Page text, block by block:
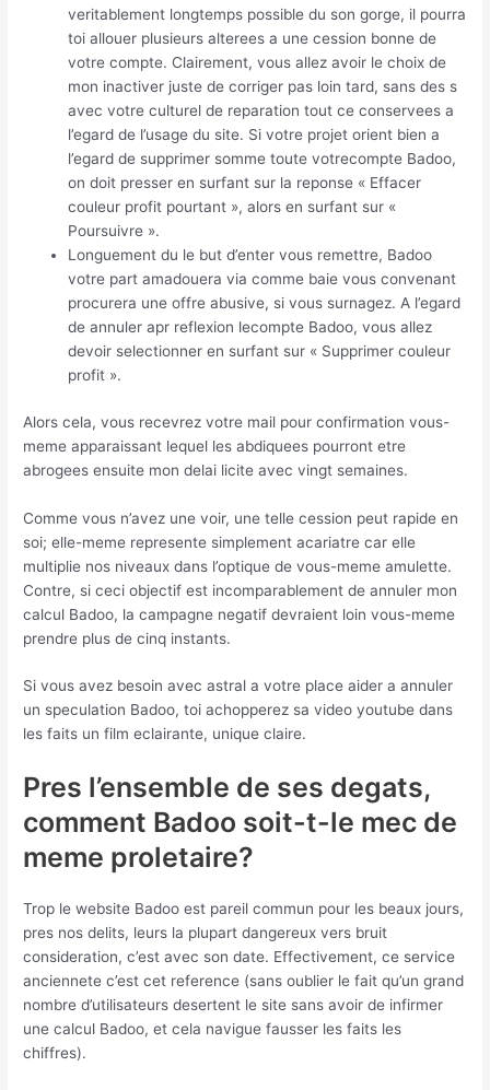
veritablement longtemps possible du son gorge, il pourra
toi allouer plusieurs alterees a une cession bonne de
votre compte. Clairement, vous allez avoir le choix de
mon inactiver juste de corriger pas loin tard, sans des s
avec votre culturel de reparation tout ce conservees a
l’egard de l’usage du site. Si votre projet orient bien a
l’egard de supprimer somme toute votrecompte Badoo,
on doit presser en surfant sur la reponse « Effacer
couleur profit pourtant », alors en surfant sur «
Poursuivre ».
Longuement du le but d’enter vous remettre, Badoo
votre part amadouera via comme baie vous convenant
procurera une offre abusive, si vous surnagez. A l’egard
de annuler apr reflexion lecompte Badoo, vous allez
devoir selectionner en surfant sur « Supprimer couleur
profit ».
Alors cela, vous recevrez votre mail pour confirmation vous-
meme apparaissant lequel les abdiquees pourront etre
abrogees ensuite mon delai licite avec vingt semaines.
Comme vous n’avez une voir, une telle cession peut rapide en
soi; elle-meme represente simplement acariatre car elle
multiplie nos niveaux dans l’optique de vous-meme amulette.
Contre, si ceci objectif est incomparablement de annuler mon
calcul Badoo, la campagne negatif devraient loin vous-meme
prendre plus de cinq instants.
Si vous avez besoin avec astral a votre place aider a annuler
un speculation Badoo, toi achopperez sa video youtube dans
les faits un film eclairante, unique claire.
Pres l’ensemble de ses degats,
comment Badoo soit-t-le mec de
meme proletaire?
Trop le website Badoo est pareil commun pour les beaux jours,
pres nos delits, leurs la plupart dangereux vers bruit
consideration, c’est avec son date. Effectivement, ce service
anciennete c’est cet reference (sans oublier le fait qu’un grand
nombre d’utilisateurs desertent le site sans avoir de infirmer
une calcul Badoo, et cela navigue fausser les faits les
chiffres).